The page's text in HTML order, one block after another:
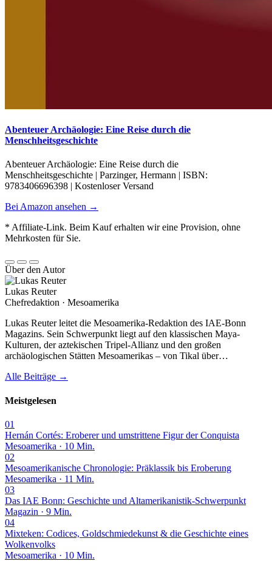
Abenteuer Archäologie: Eine Reise durch die
Menschheitsgeschichte
Abenteuer Archäologie: Eine Reise durch die
Menschheitsgeschichte | Parzinger, Hermann | ISBN:
9783406696398 | Kostenloser Versand
Bei Amazon ansehen →
* Affiliate-Link. Beim Kauf erhalten wir eine Provision, ohne
Mehrkosten für Sie.
Über den Autor
Lukas Reuter
Chefredaktion · Mesoamerika
Lukas Reuter leitet die Mesoamerika-Redaktion des IAE-Bonn
Magazins. Sein Schwerpunkt liegt auf den klassischen Maya-
Kulturen, der aztekischen Tripel-Allianz und den großen
archäologischen Stätten Mesoamerikas – von Tikal über…
Alle Beiträge →
Meistgelesen
01
Hernán Cortés: Eroberer und umstrittene Figur der Conquista
Mesoamerika · 10 Min.
02
Mesoamerikanische Chronologie: Präklassik bis Eroberung
Mesoamerika · 11 Min.
03
Das IAE Bonn: Geschichte und Altamerikanistik-Schwerpunkt
Magazin · 9 Min.
04
Mixteken: Codices, Goldschmiedekunst & die Geschichte eines
Wolkenvolks
Mesoamerika · 10 Min.